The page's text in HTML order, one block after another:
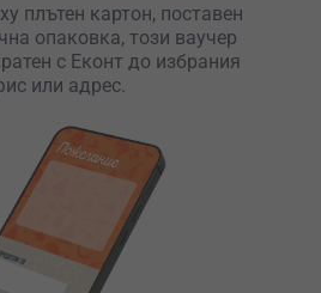
плътен картон, поставен
опаковка, този ваучер
с Еконт до избрания
или адрес.